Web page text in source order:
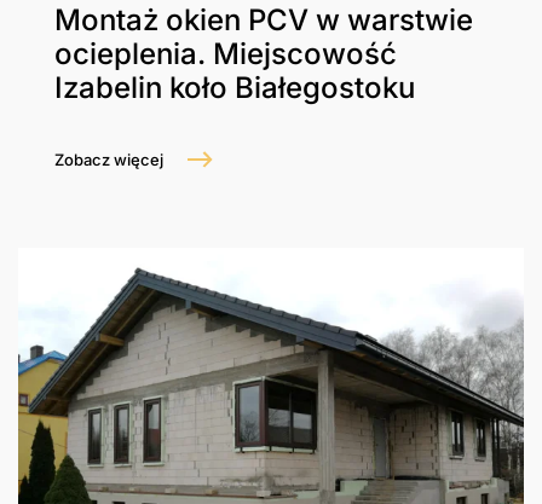
Montaż okien PCV w warstwie
ocieplenia. Miejscowość
Izabelin koło Białegostoku
Zobacz więcej